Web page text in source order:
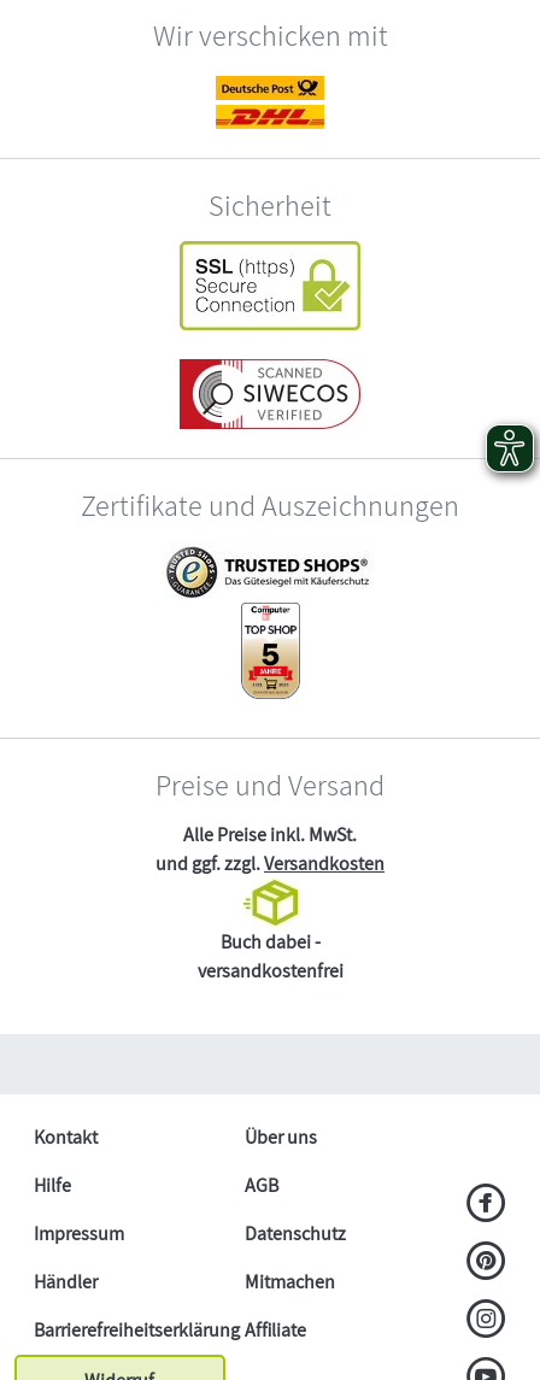
Wir verschicken mit
Sicherheit
Zertifikate und Auszeichnungen
Preise und Versand
Alle Preise inkl. MwSt.
und ggf. zzgl.Versandkosten
Buch dabei -
versandkostenfrei
Kontakt
Über uns
Hilfe
AGB
Impressum
Datenschutz
Händler
Mitmachen
BarrierefreiheitserklärungAffiliate